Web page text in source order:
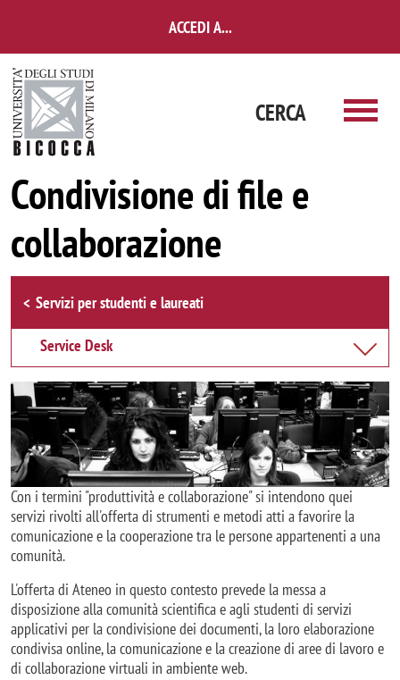
ACCEDI A...
CERCA
Condivisione di file e
collaborazione
Browse the section
Servizi per studenti e laureati
Service Desk
Immagine
Con i termini "produttività e collaborazione" si intendono quei
servizi rivolti all'offerta di strumenti e metodi atti a favorire la
comunicazione e la cooperazione tra le persone appartenenti a una
comunità.
L'offerta di Ateneo in questo contesto prevede la messa a
disposizione alla comunità scientifica e agli studenti di servizi
applicativi per la condivisione dei documenti, la loro elaborazione
condivisa online, la comunicazione e la creazione di aree di lavoro e
di collaborazione virtuali in ambiente web.